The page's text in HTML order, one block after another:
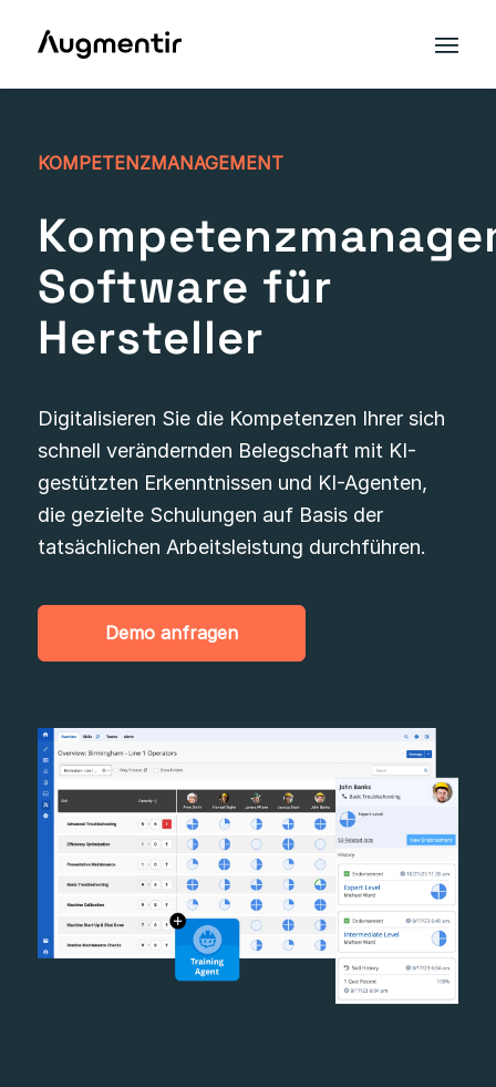
KOMPETENZMANAGEMENT
Software für
Hersteller
Digitalisieren Sie die Kompetenzen Ihrer sich
schnell verändernden Belegschaft mit KI-
gestützten Erkenntnissen und KI-Agenten,
die gezielte Schulungen auf Basis der
tatsächlichen Arbeitsleistung durchführen.
Demo anfragen